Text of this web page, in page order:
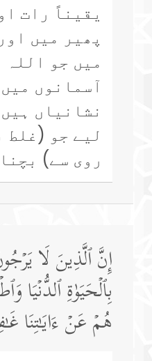
یقیناً رات
پھیر میں
میں جو اللہ
آسمانوں
نشانیاں
لیے جو (غلط
روی سے)
إِنَّ ٱلَّذِینَ لَا
بِٱلۡحَیَوٰةِ ٱلدُّنۡیَا
هُمۡ عَنۡ ءَایَـٰتِنَا